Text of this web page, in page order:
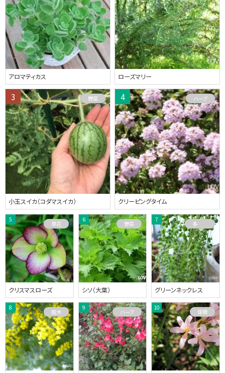
アロマティカス ローズマリー
小玉スイカ（コダマスイカ）
野菜
クリーピングタイム
ハーブ
クリスマスローズ
草花
シソ（大葉）
野菜
グリーンネックレス
多肉植物
庭木 ハーブ 球根